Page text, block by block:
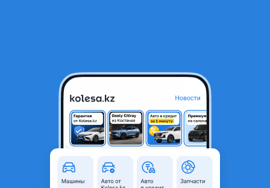
Toyota Camry 1998 года
Ежемесячный платёж